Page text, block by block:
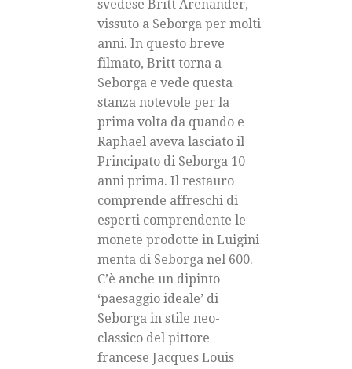
svedese Britt Arenander,
vissuto a Seborga per molti
anni. In questo breve
filmato, Britt torna a
Seborga e vede questa
stanza notevole per la
prima volta da quando e
Raphael aveva lasciato il
Principato di Seborga 10
anni prima. Il restauro
comprende affreschi di
esperti comprendente le
monete prodotte in Luigini
menta di Seborga nel 600.
C’è anche un dipinto
‘paesaggio ideale’ di
Seborga in stile neo-
classico del pittore
francese Jacques Louis